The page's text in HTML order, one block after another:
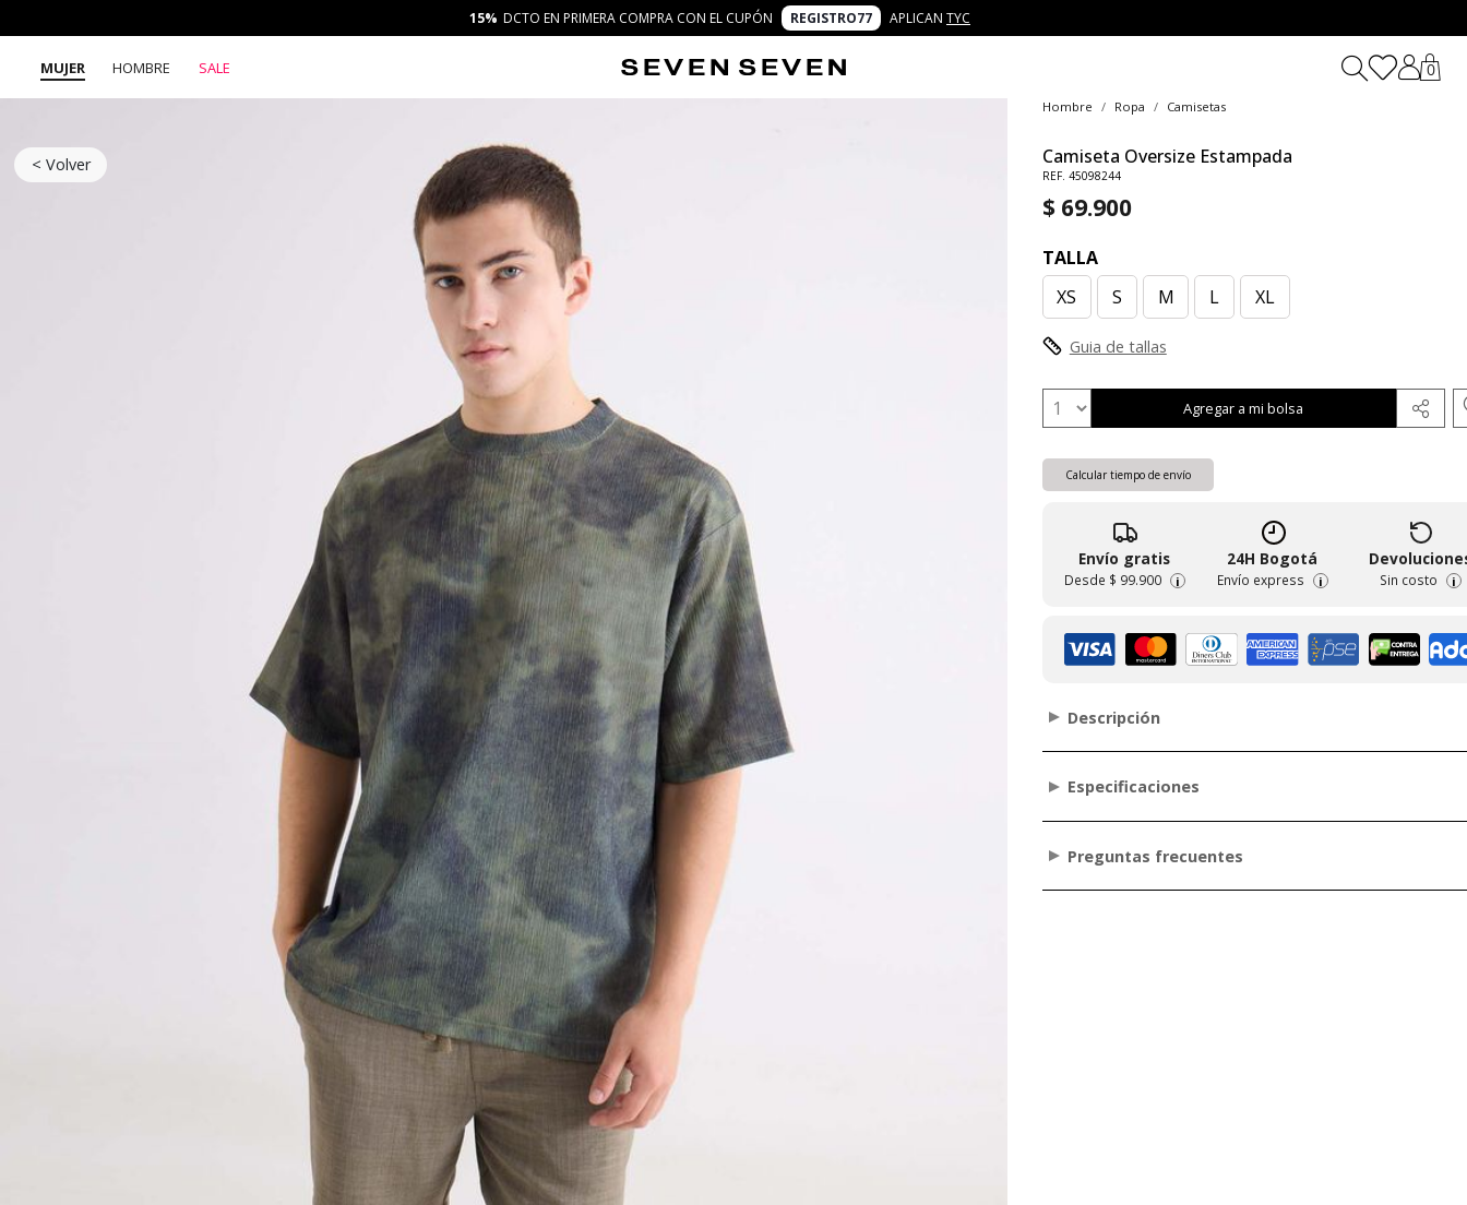
15% DCTO EN PRIMERA COMPRA CON EL CUPÓN REGISTRO77 APLICAN TYC
MUJER HOMBRE SALE 0
< Volver
Hombre Ropa Camisetas
Camiseta Oversize Estampada
REF. 45098244
$ 69.900
TALLA
XS
S M L XL
Guia de tallas
Agregar a mi bolsa
Calcular tiempo de envío
Envío gratis
Desde $ 99.900 i
24H Bogotá
Envío express i Sin costo i
Descripción
Especificaciones
Preguntas frecuentes